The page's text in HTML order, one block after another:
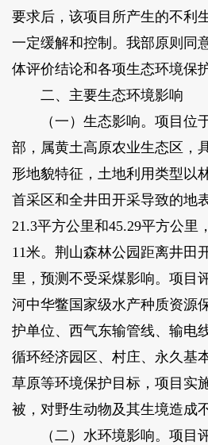
要求后，该项目所产生的不利
一定缓解和控制。我部原则同
体评价结论和各项生态环境保
二、主要生态环境影响
（一）生态影响。项目位
部，属黄土高原农业生态区，
形地貌特征，土地利用类型以
首采区和全井田开采导致的地
21.3平方公里和45.29平方公里
11米。荆山森林公园距离井田
里，预测不受采煤影响。项目
河中华鳖国家级水产种质资源
护单位、西气东输管线、输电
循环经济园区、村庄、永久基
草原等环境保护目标，项目实
被，对野生动物及其生境造成
（二）水环境影响。项目